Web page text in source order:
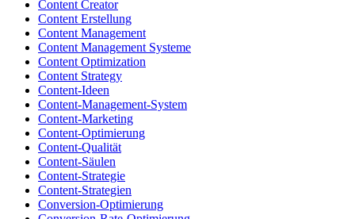
Content Creator
Content Erstellung
Content Management
Content Management Systeme
Content Optimization
Content Strategy
Content-Ideen
Content-Management-System
Content-Marketing
Content-Optimierung
Content-Qualität
Content-Säulen
Content-Strategie
Content-Strategien
Conversion-Optimierung